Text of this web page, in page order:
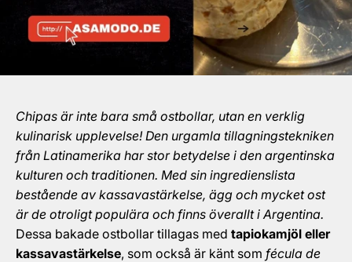
Chipas är inte bara små ostbollar, utan en verklig
kulinarisk upplevelse! Den urgamla tillagningstekniken
från Latinamerika har stor betydelse i den argentinska
kulturen och traditionen. Med sin ingredienslista
bestående av kassavastärkelse, ägg och mycket ost
är de otroligt populära och finns överallt i Argentina.
Dessa bakade ostbollar tillagas med tapiokamjöl eller
kassavastärkelse, som också är känt som fécula de